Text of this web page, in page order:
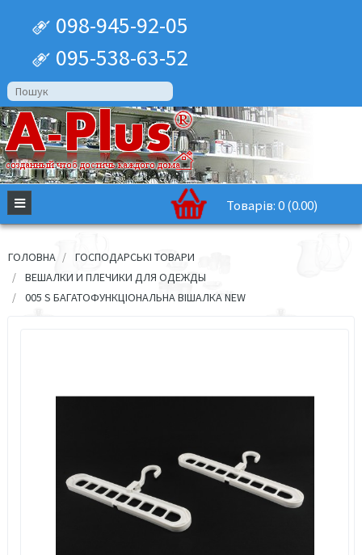
098-945-92-05
095-538-63-52
Товарів: 0 (0.00)
ГОЛОВНА
ГОСПОДАРСЬКІ ТОВАРИ
ВЕШАЛКИ И ПЛЕЧИКИ ДЛЯ ОДЕЖДЫ
005 S БАГАТОФУНКЦІОНАЛЬНА ВІШАЛКА NEW